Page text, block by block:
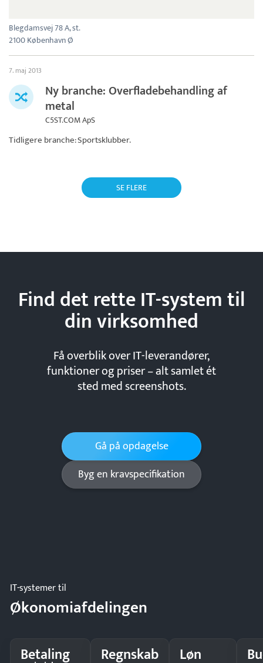
Blegdamsvej 78 A, st.
2100 København Ø
7. maj 2013
Ny branche: Overfladebehandling af
metal
C5ST.COM ApS
Tidligere branche: Sportsklubber.
SE FLERE
Find det rette IT-system til
dinvirksomhed
Få overblik over IT-leverandører,
funktioner og priser – alt samlet ét
sted med screenshots.
Gå på opdagelse
Byg en kravspecifikation
IT-systemer til
Økonomiafdelingen
Betaling Regnskab Løn